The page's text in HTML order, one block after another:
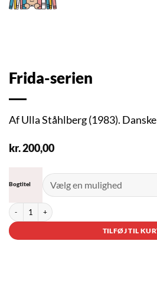
Frida-serien
Af Ulla Ståhlberg (1983).
kr.200,00
Bogtitel
Frida-serien antal
TILFØJ TIL